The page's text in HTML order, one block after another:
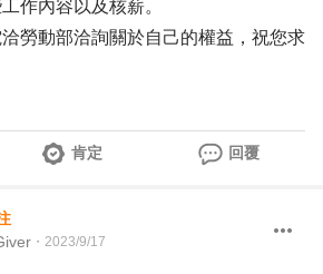
作內容以及核薪。
勞動部洽詢關於自己的權益，祝您求
肯定 回覆
・ 2023/9/17